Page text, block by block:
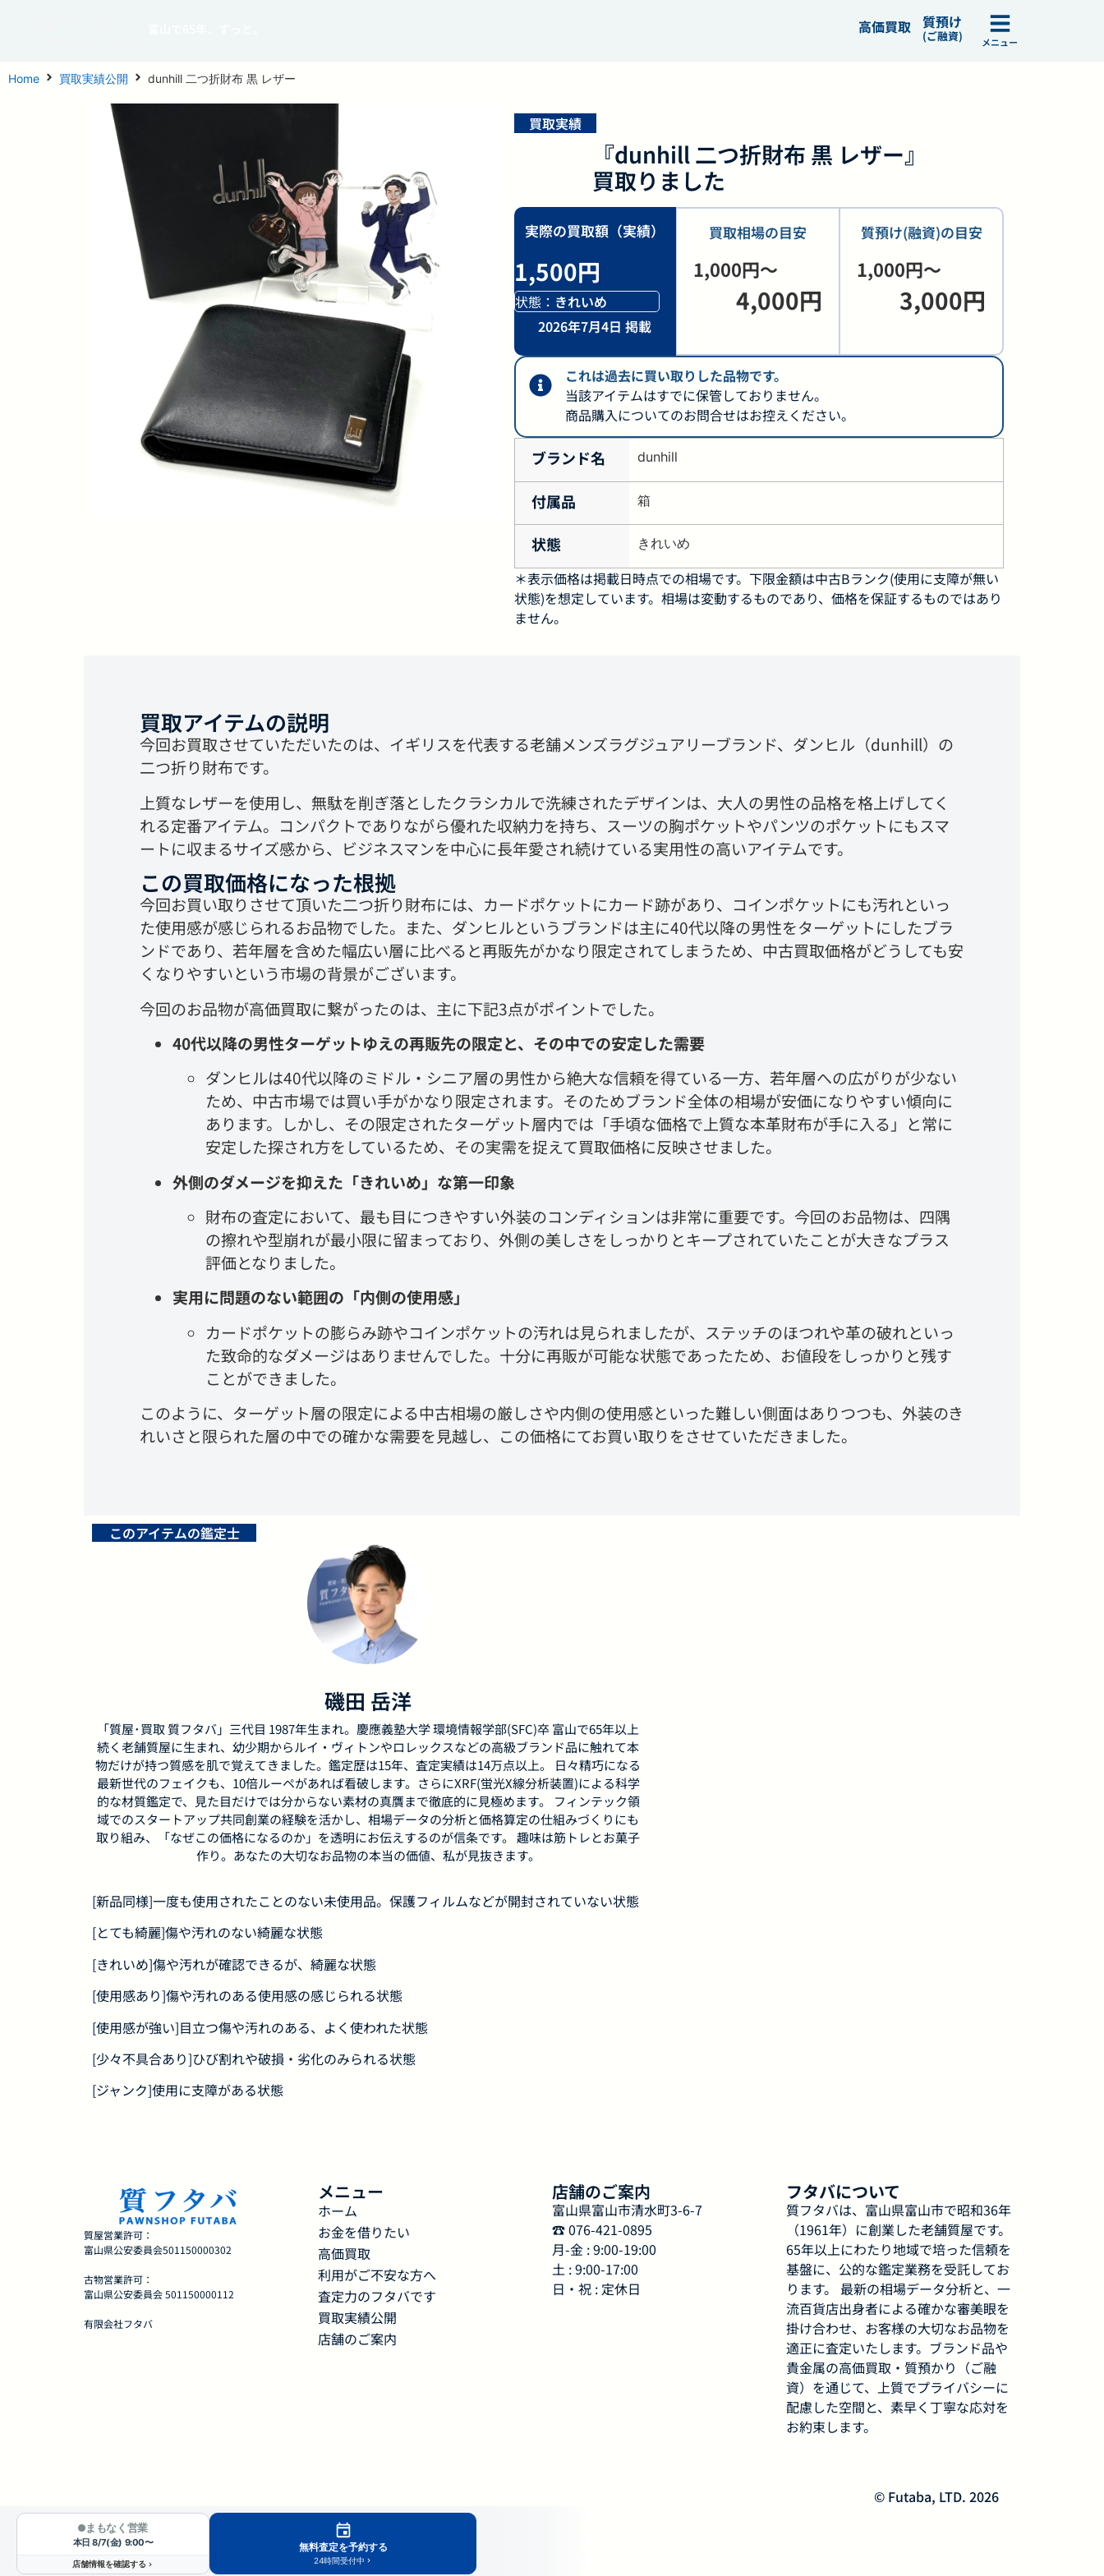
高価買取 質預け
(ご融資) メニュー
Home 買取実績公開 dunhill 二つ折財布 黒 レザー
買取実績
『dunhill 二つ折財布 黒 レザー』
買取りました
実際の買取額（実績）
1,500円
状態： きれいめ
2026年7月4日 掲載
買取相場の目安
1,000円〜
4,000円
質預け(融資)の目安
1,000円〜
3,000円
これは過去に買い取りした品物です。
当該アイテムはすでに保管しておりません。
商品購入についてのお問合せはお控えください。
ブランド名 dunhill
付属品 箱
状態 きれいめ
＊表示価格は掲載日時点での相場です。下限金額は中古Bランク(使用に支障が無い
状態)を想定しています。相場は変動するものであり、価格を保証するものではあり
ません。
買取アイテムの説明
今回お買取させていただいたのは、イギリスを代表する老舗メンズラグジュアリーブランド、ダンヒル（dunhill）の
二つ折り財布です。
上質なレザーを使用し、無駄を削ぎ落としたクラシカルで洗練されたデザインは、大人の男性の品格を格上げしてく
れる定番アイテム。コンパクトでありながら優れた収納力を持ち、スーツの胸ポケットやパンツのポケットにもスマ
ートに収まるサイズ感から、ビジネスマンを中心に長年愛され続けている実用性の高いアイテムです。
この買取価格になった根拠
今回お買い取りさせて頂いた二つ折り財布には、カードポケットにカード跡があり、コインポケットにも汚れといっ
た使用感が感じられるお品物でした。また、ダンヒルというブランドは主に40代以降の男性をターゲットにしたブラ
ンドであり、若年層を含めた幅広い層に比べると再販先がかなり限定されてしまうため、中古買取価格がどうしても安
くなりやすいという市場の背景がございます。
今回のお品物が高価買取に繋がったのは、主に下記3点がポイントでした。
40代以降の男性ターゲットゆえの再販先の限定と、その中での安定した需要
ダンヒルは40代以降のミドル・シニア層の男性から絶大な信頼を得ている一方、若年層への広がりが少ない
ため、中古市場では買い手がかなり限定されます。そのためブランド全体の相場が安価になりやすい傾向に
あります。しかし、その限定されたターゲット層内では「手頃な価格で上質な本革財布が手に入る」と常に
安定した探され方をしているため、その実需を捉えて買取価格に反映させました。
外側のダメージを抑えた「きれいめ」な第一印象
財布の査定において、最も目につきやすい外装のコンディションは非常に重要です。今回のお品物は、四隅
の擦れや型崩れが最小限に留まっており、外側の美しさをしっかりとキープされていたことが大きなプラス
評価となりました。
実用に問題のない範囲の「内側の使用感」
カードポケットの膨らみ跡やコインポケットの汚れは見られましたが、ステッチのほつれや革の破れといっ
た致命的なダメージはありませんでした。十分に再販が可能な状態であったため、お値段をしっかりと残す
ことができました。
このように、ターゲット層の限定による中古相場の厳しさや内側の使用感といった難しい側面はありつつも、外装のき
れいさと限られた層の中での確かな需要を見越し、この価格にてお買い取りをさせていただきました。
このアイテムの鑑定士
磯田 岳洋
「質屋･買取 質フタバ」三代目 1987年生まれ。慶應義塾大学 環境情報学部(SFC)卒 富山で65年以上
続く老舗質屋に生まれ、幼少期からルイ・ヴィトンやロレックスなどの高級ブランド品に触れて本
物だけが持つ質感を肌で覚えてきました。鑑定歴は15年、査定実績は14万点以上。 日々精巧になる
最新世代のフェイクも、10倍ルーペがあれば看破します。さらにXRF(蛍光X線分析装置)による科学
的な材質鑑定で、見た目だけでは分からない素材の真贋まで徹底的に見極めます。 フィンテック領
域でのスタートアップ共同創業の経験を活かし、相場データの分析と価格算定の仕組みづくりにも
取り組み、「なぜこの価格になるのか」を透明にお伝えするのが信条です。 趣味は筋トレとお菓子
作り。あなたの大切なお品物の本当の価値、私が見抜きます。
[新品同様]一度も使用されたことのない未使用品。保護フィルムなどが開封されていない状態
[とても綺麗]傷や汚れのない綺麗な状態
[きれいめ]傷や汚れが確認できるが、綺麗な状態
[使用感あり]傷や汚れのある使用感の感じられる状態
[使用感が強い]目立つ傷や汚れのある、よく使われた状態
[少々不具合あり]ひび割れや破損・劣化のみられる状態
[ジャンク]使用に支障がある状態
質屋営業許可：
富山県公安委員会501150000302
古物営業許可：
富山県公安委員会 501150000112
有限会社フタバ
メニュー
ホーム
お金を借りたい
高価買取
利用がご不安な方へ
査定力のフタバです
買取実績公開
店舗のご案内
店舗のご案内
富山県富山市清水町3-6-7
☎︎ 076-421-0895
月-金 : 9:00-19:00
土 : 9:00-17:00
日・祝 : 定休日
フタバについて
質フタバは、富山県富山市で昭和36年
（1961年）に創業した老舗質屋です。
65年以上にわたり地域で培った信頼を
基盤に、公的な鑑定業務を受託してお
ります。 最新の相場データ分析と、一
流百貨店出身者による確かな審美眼を
掛け合わせ、お客様の大切なお品物を
適正に査定いたします。ブランド品や
貴金属の高価買取・質預かり（ご融
資）を通じて、上質でプライバシーに
配慮した空間と、素早く丁寧な応対を
お約束します。
© Futaba, LTD. 2026
まもなく営業
本日 8/7(金) 9:00〜
店舗情報を確認する
無料査定を予約する
24時間受付中